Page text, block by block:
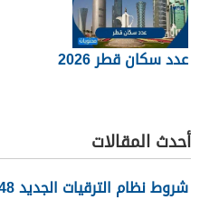
عدد سكان قطر 2026
أحدث المقالات
شروط نظام الترقيات الجديد 1448